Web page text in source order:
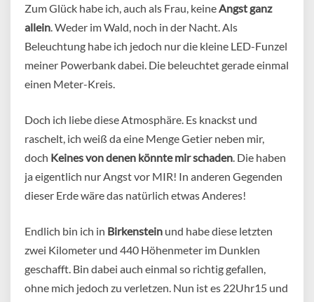
Zum Glück habe ich, auch als Frau, keine Angst ganz
allein . Weder im Wald, noch in der Nacht. Als
Beleuchtung habe ich jedoch nur die kleine LED-Funzel
meiner Powerbank dabei. Die beleuchtet gerade einmal
einen Meter-Kreis.
Doch ich liebe diese Atmosphäre. Es knackst und
raschelt, ich weiß da eine Menge Getier neben mir,
doch Keines von denen könnte mir schaden . Die haben
ja eigentlich nur Angst vor MIR! In anderen Gegenden
dieser Erde wäre das natürlich etwas Anderes!
Endlich bin ich in Birkenstein und habe diese letzten
zwei Kilometer und 440 Höhenmeter im Dunklen
geschafft. Bin dabei auch einmal so richtig gefallen,
ohne mich jedoch zu verletzen. Nun ist es 22Uhr15 und